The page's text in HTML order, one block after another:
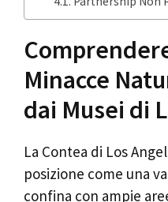
Minacce
dai Musei di
La Contea di Los
posizione come una
confina con ampie